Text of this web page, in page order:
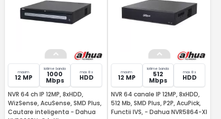
maxim
12 MP
latime banda
1000
Mbps
max 8 x
HDD
NVR 64 ch IP 12MP, 8xHDD,
WizSense, AcuSense, SMD Plus,
Cautare inteligenta - Dahua
maxim
12 MP
latime banda
512
Mbps
max 8 x
HDD
NVR 64 canale IP 12MP, 8xHDD,
512 Mb, SMD Plus, P2P, AcuPick,
Functii IVS, - Dahua NVR5864-XI